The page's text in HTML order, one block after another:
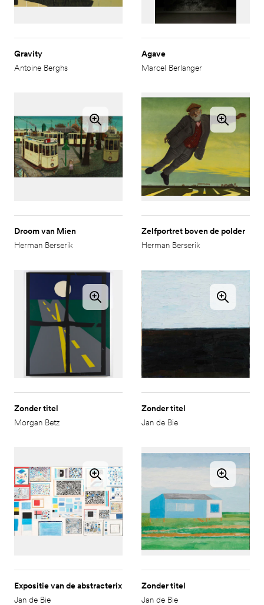
Gravity
Antoine Berghs
Agave
Marcel Berlanger
Droom van Mien
Herman Berserik
Zelfportret boven de polder
Herman Berserik
Zonder titel
Morgan Betz
Zonder titel
Jan de Bie
Expositie van de abstracterix
Jan de Bie
Zonder titel
Jan de Bie